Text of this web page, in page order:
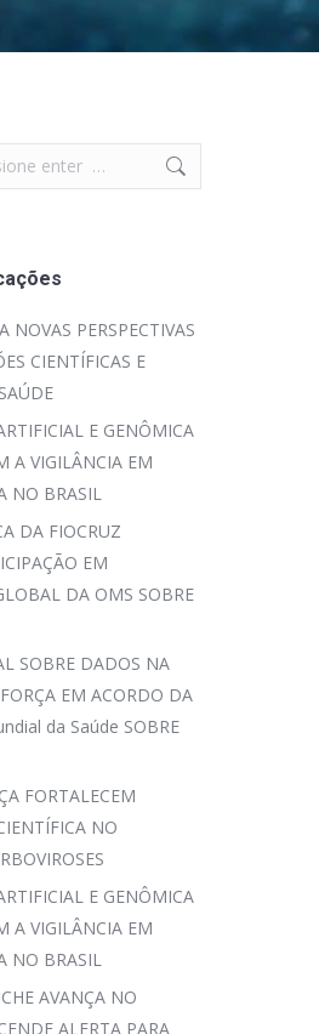
NOVAS PERSPECTIVAS
CIENTÍFICAS E
E GENÔMICA
A VIGILÂNCIA EM
NO BRASIL
DA FIOCRUZ
EM
DA OMS SOBRE
SOBRE DADOS NA
EM ACORDO DA
da Saúde SOBRE
FORTALECEM
NO
E GENÔMICA
A VIGILÂNCIA EM
NO BRASIL
AVANÇA NO
ALERTA PARA